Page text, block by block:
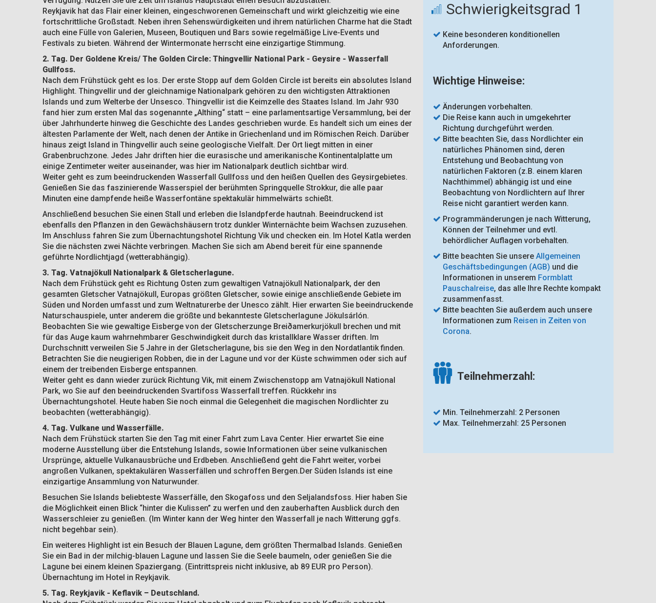
Reykjavik hat das Flair einer kleinen, eingeschworenen Gemeinschaft und wirkt gleichzeitig wie eine
fortschrittliche Großstadt. Neben ihren Sehenswürdigkeiten und ihrem natürlichen Charme hat die Stadt
auch eine Fülle von Galerien, Museen, Boutiquen und Bars sowie regelmäßige Live-Events und
Festivals zu bieten. Während der Wintermonate herrscht eine einzigartige Stimmung.
2. Tag. Der Goldene Kreis/ The Golden Circle: Thingvellir National Park - Geysire - Wasserfall
Gullfoss.
Nach dem Frühstück geht es los. Der erste Stopp auf dem Golden Circle ist bereits ein absolutes Island
Highlight. Thingvellir und der gleichnamige Nationalpark gehören zu den wichtigsten Attraktionen
Islands und zum Welterbe der Unsesco. Thingvellir ist die Keimzelle des Staates Island. Im Jahr 930
fand hier zum ersten Mal das sogenannte „Althing“ statt – eine parlamentsartige Versammlung, bei der
über Jahrhunderte hinweg die Geschichte des Landes geschrieben wurde. Es handelt sich um eines der
ältesten Parlamente der Welt, nach denen der Antike in Griechenland und im Römischen Reich. Darüber
hinaus zeigt Island in Thingvellir auch seine geologische Vielfalt. Der Ort liegt mitten in einer
Grabenbruchzone. Jedes Jahr driften hier die eurasische und amerikanische Kontinentalplatte um
einige Zentimeter weiter auseinander, was hier im Nationalpark deutlich sichtbar wird.
Weiter geht es zum beeindruckenden Wasserfall Gullfoss und den heißen Quellen des Geysirgebietes.
Genießen Sie das faszinierende Wasserspiel der berühmten Springquelle Strokkur, die alle paar
Minuten eine dampfende heiße Wasserfontäne spektakulär himmelwärts schießt.
Anschließend besuchen Sie einen Stall und erleben die Islandpferde hautnah. Beeindruckend ist
ebenfalls den Pflanzen in den Gewächshäusern trotz dunkler Winternächte beim Wachsen zuzusehen.
Im Anschluss fahren Sie zum Übernachtungshotel Richtung Vik und checken ein. Im Hotel Katla werden
Sie die nächsten zwei Nächte verbringen. Machen Sie sich am Abend bereit für eine spannende
geführte Nordlichtjagd (wetterabhängig).
3. Tag. Vatnajökull Nationalpark & Gletscherlagune.
Nach dem Frühstück geht es Richtung Osten zum gewaltigen Vatnajökull Nationalpark, der den
gesamten Gletscher Vatnajökull, Europas größten Gletscher, sowie einige anschließende Gebiete im
Süden und Norden umfasst und zum Weltnaturerbe der Unesco zählt. Hier erwarten Sie beeindruckende
Naturschauspiele, unter anderem die größte und bekannteste Gletscherlagune Jökulsárlón.
Beobachten Sie wie gewaltige Eisberge von der Gletscherzunge Breiðamerkurjökull brechen und mit
für das Auge kaum wahrnehmbarer Geschwindigkeit durch das kristallklare Wasser driften. Im
Durchschnitt verweilen Sie 5 Jahre in der Gletscherlagune, bis sie den Weg in den Nordatlantik finden.
Betrachten Sie die neugierigen Robben, die in der Lagune und vor der Küste schwimmen oder sich auf
einem der treibenden Eisberge entspannen.
Weiter geht es dann wieder zurück Richtung Vik, mit einem Zwischenstopp am Vatnajökull National
Park, wo Sie auf den beeindruckenden Svartifoss Wasserfall treffen. Rückkehr ins
Übernachtungshotel. Heute haben Sie noch einmal die Gelegenheit die magischen Nordlichter zu
beobachten (wetterabhängig).
4. Tag. Vulkane und Wasserfälle.
Nach dem Frühstück starten Sie den Tag mit einer Fahrt zum Lava Center. Hier erwartet Sie eine
moderne Ausstellung über die Entstehung Islands, sowie Informationen über seine vulkanischen
Ursprünge, aktuelle Vulkanausbrüche und Erdbeben. Anschließend geht die Fahrt weiter, vorbei
angroßen Vulkanen, spektakulären Wasserfällen und schroffen Bergen.Der Süden Islands ist eine
einzigartige Ansammlung von Naturwunder.
Besuchen Sie Islands beliebteste Wasserfälle, den Skogafoss und den Seljalandsfoss. Hier haben Sie
die Möglichkeit einen Blick “hinter die Kulissen” zu werfen und den zauberhaften Ausblick durch den
Wasserschleier zu genießen. (Im Winter kann der Weg hinter den Wasserfall je nach Witterung ggfs.
nicht begehbar sein).
Ein weiteres Highlight ist ein Besuch der Blauen Lagune, dem größten Thermalbad Islands. Genießen
Sie ein Bad in der milchig-blauen Lagune und lassen Sie die Seele baumeln, oder genießen Sie die
Lagune bei einem kleinen Spaziergang. (Eintrittspreis nicht inklusive, ab 89 EUR pro Person).
Übernachtung im Hotel in Reykjavik.
5. Tag. Reykjavik - Keflavik – Deutschland.
Schwierigkeitsgrad 1
Keine besonderen konditionellen
Anforderungen.
Wichtige Hinweise:
Änderungen vorbehalten.
Die Reise kann auch in umgekehrter
Richtung durchgeführt werden.
Bitte beachten Sie, dass Nordlichter ein
natürliches Phänomen sind, deren
Entstehung und Beobachtung von
natürlichen Faktoren (z.B. einem klaren
Nachthimmel) abhängig ist und eine
Beobachtung von Nordlichtern auf Ihrer
Reise nicht garantiert werden kann.
Programmänderungen je nach Witterung,
Können der Teilnehmer und evtl.
behördlicher Auflagen vorbehalten.
Bitte beachten Sie unsere Allgemeinen
Geschäftsbedingungen (AGB) und die
Informationen in unserem Formblatt
Pauschalreise, das alle Ihre Rechte kompakt
zusammenfasst.
Bitte beachten Sie außerdem auch unsere
Informationen zum Reisen in Zeiten von
Corona.
Teilnehmerzahl:
Min. Teilnehmerzahl: 2 Personen
Max. Teilnehmerzahl: 25 Personen